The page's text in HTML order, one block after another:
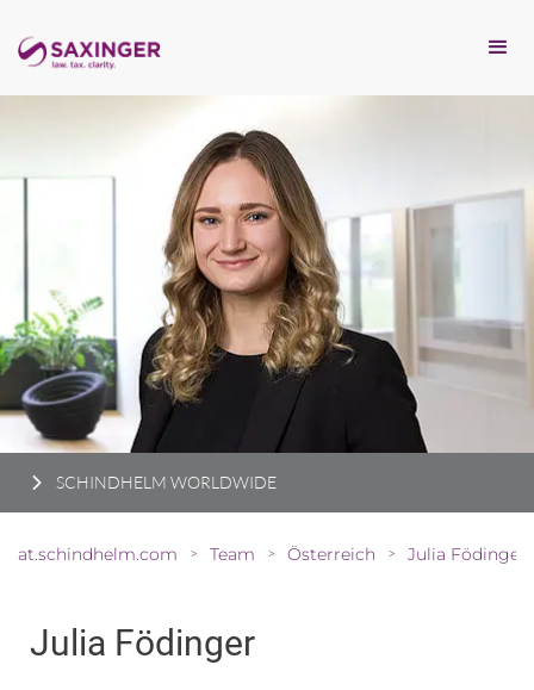
SCHINDHELM WORLDWIDE
at.schindhelm.com > Team > Österreich > Julia Födinger
Julia Födinger